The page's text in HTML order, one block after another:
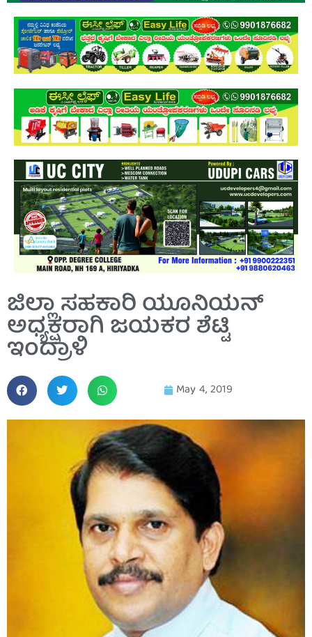
ಜಿಲ್ಲಾ ಸಹಕಾರಿ ಯೂನಿಯನ್‌
ಅಧ್ಯಕ್ಷರಾಗಿ ಜಯಕರ ಶೆಟ್ಟಿ
ಇಂದ್ರಾಳಿ
May 4, 2019